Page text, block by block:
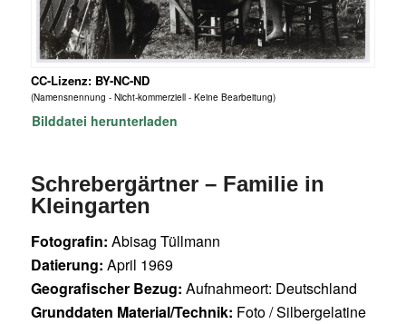
CC-Lizenz: BY-NC-ND
(Namensnennung - Nicht-kommerziell - Keine Bearbeitung)
Bilddatei herunterladen
Schrebergärtner – Familie in
Kleingarten
Fotografin: Abisag Tüllmann
Datierung: April 1969
Geografischer Bezug: Aufnahmeort: Deutschland
Grunddaten Material/Technik: Foto / Silbergelatine